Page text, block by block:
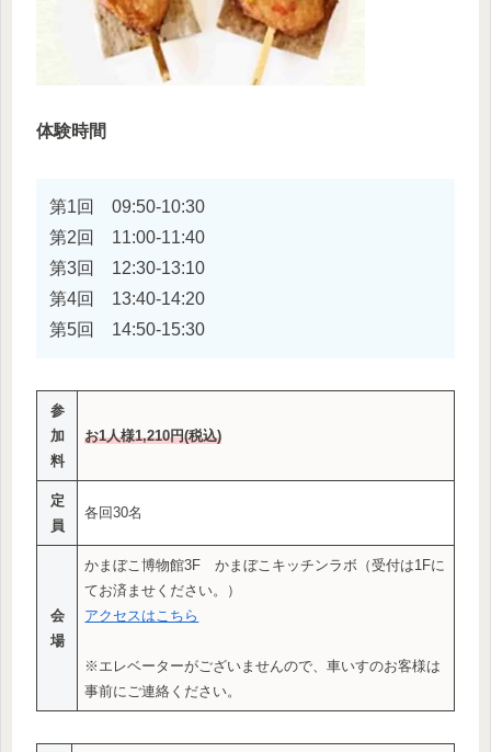
体験時間
第1回 09:50-10:30
第2回 11:00-11:40
第3回 12:30-13:10
第4回 13:40-14:20
第5回 14:50-15:30
参
加
料
お1人様1,210円(税込)
定
員
各回30名
会
場
かまぼこ博物館3F かまぼこキッチンラボ（受付は1Fに
てお済ませください。）
アクセスはこちら
※エレベーターがございませんので、車いすのお客様は
事前にご連絡ください。